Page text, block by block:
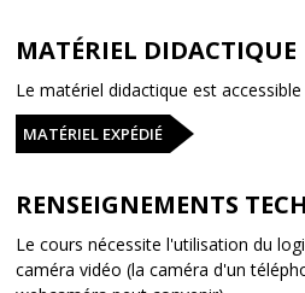
MATÉRIEL DIDACTIQUE
Le matériel didactique est
MATÉRIEL EXPÉDIÉ
RENSEIGNEMENTS
Le cours nécessite l'utilisation du
caméra vidéo (la caméra d'un